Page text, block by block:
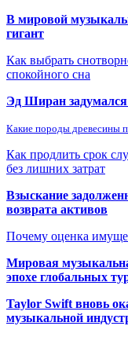
В мировой
гигант
Как выбрать
спокойного сна
Эд Ширан задумался
Какие породы древесины
Как продлить срок
без лишних затрат
Взыскание
возврата активов
Почему оценка
Мировая
эпохе глобальных
Taylor Swift вновь
музыкальной